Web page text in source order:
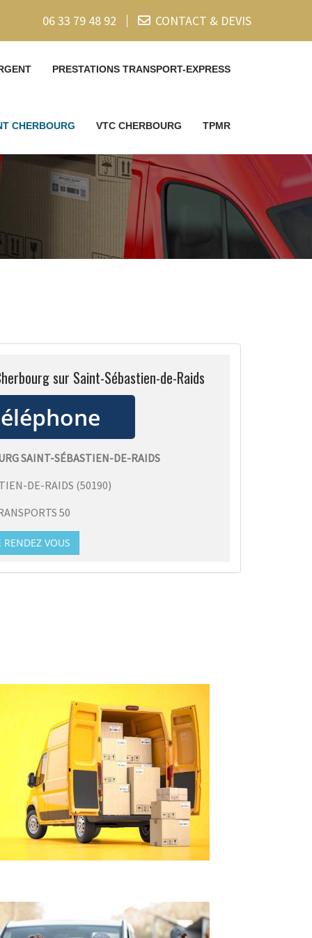
06 33 79 48 92 CONTACT & DEVIS
PRESTATIONS TRANSPORT-EXPRESS
CHERBOURG VTC CHERBOURG TPMR
sur Saint-Sébastien-de-Raids
SAINT-SÉBASTIEN-DE-RAIDS
DE-RAIDS (50190)
50
RENDEZ VOUS